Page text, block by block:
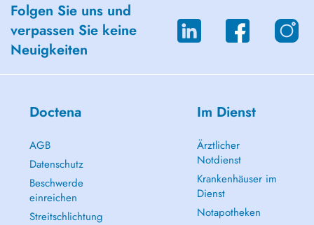
Folgen Sie uns und
verpassen Sie keine
Neuigkeiten
Doctena
AGB
Datenschutz
Beschwerde
einreichen
Streitschlichtung
Im Dienst
Ärztlicher
Notdienst
Krankenhäuser im
Dienst
Notapotheken